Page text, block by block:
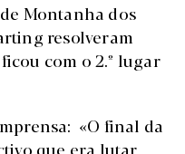
Montanha dos
resolveram
com o 2.º lugar
«O final da
que era lutar